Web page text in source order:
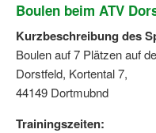
Sportjugend
Wir über uns
Vorstand Sportjugend
Boulen beim ATV
Kurzbeschreibung des
Boulen auf 7 Plätzen auf
Dorstfeld, Kortental 7,
44149 Dortmubnd
Trainingszeiten: